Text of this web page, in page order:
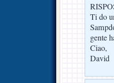
Ti do
gente
Ciao,
David